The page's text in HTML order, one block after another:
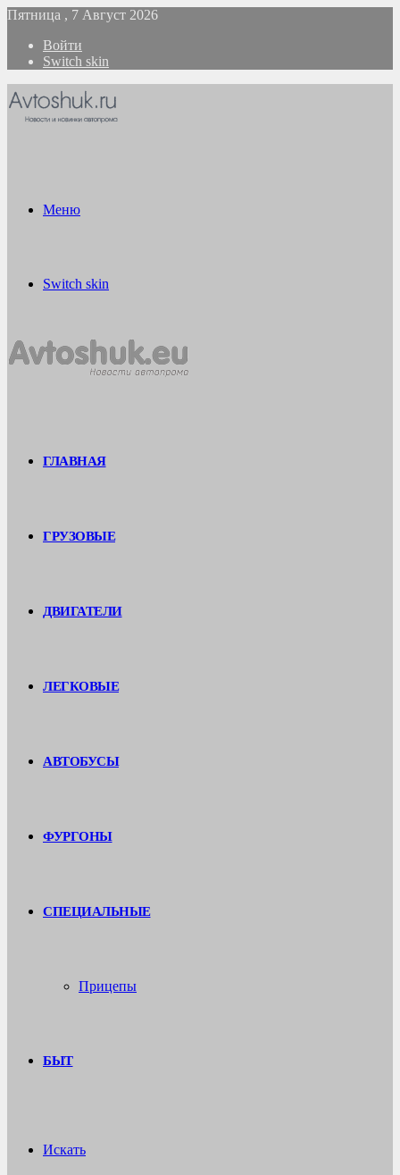
Пятница , 7 Август 2026
Войти
Switch skin
Меню
Switch skin
ГЛАВНАЯ
ГРУЗОВЫЕ
ДВИГАТЕЛИ
ЛЕГКОВЫЕ
АВТОБУСЫ
ФУРГОНЫ
СПЕЦИАЛЬНЫЕ
Прицепы
БЫТ
Искать